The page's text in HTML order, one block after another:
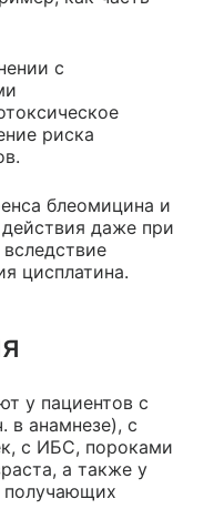
с
риска
блеомицина и
даже при
цисплатина.
у пациентов с
в анамнезе), с
с ИБС, пороками
а также у
получающих